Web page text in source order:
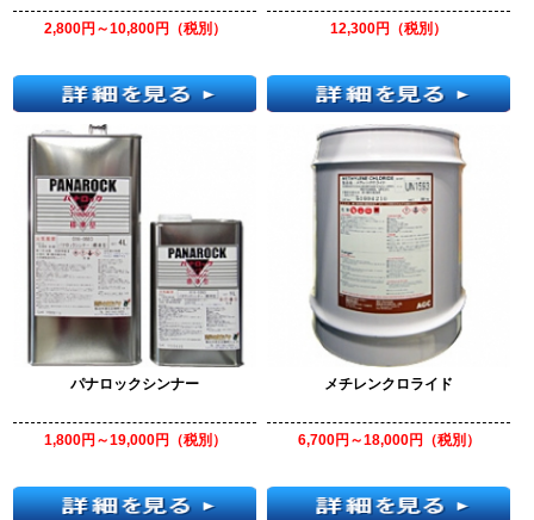
2,800円～10,800円（税別） 12,300円（税別）
パナロックシンナー
1,800円～19,000円（税別）
メチレンクロライド
6,700円～18,000円（税別）